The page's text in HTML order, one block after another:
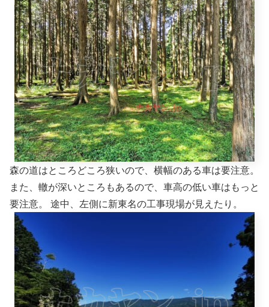
森の道はところどころ狭いので、横幅のある車は要注意。
また、轍が深いところもあるので、車高の低い車はもっと
要注意。 途中、左側に新東名の工事現場が見えたり。